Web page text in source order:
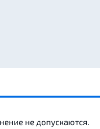
не допускаются.